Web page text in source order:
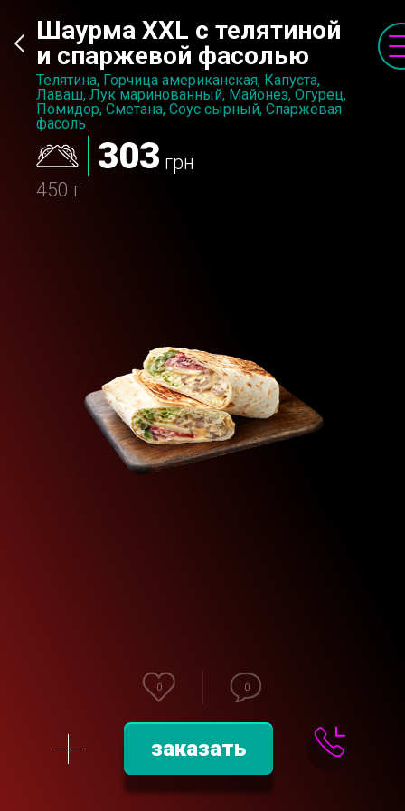
Шаурма XXL с телятиной
и спаржевой фасолью
Телятина, Горчица американская, Капуста,
Лаваш, Лук маринованный, Майонез, Огурец,
Помидор, Сметана, Соус сырный, Спаржевая
фасоль
303 грн
450 г
0 0
заказать